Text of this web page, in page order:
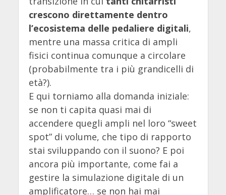
crescono direttamente dentro
l’ecosistema delle pedaliere digitali,
mentre una massa critica di ampli
fisici continua comunque a circolare
(probabilmente tra i più grandicelli di
età?).
E qui torniamo alla domanda iniziale:
se non ti capita quasi mai di
accendere quegli ampli nel loro “sweet
spot” di volume, che tipo di rapporto
stai sviluppando con il suono? E poi
ancora più importante, come fai a
gestire la simulazione digitale di un
amplificatore… se non hai mai